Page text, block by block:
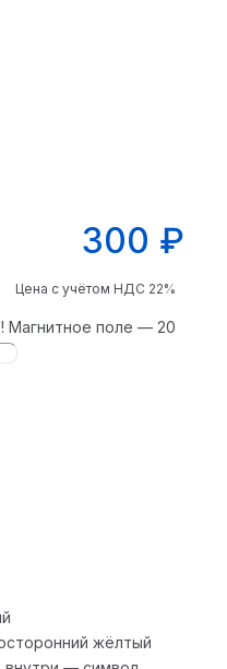
300 ₽
Цена с учётом НДС 22%
Магнитное поле — 20
жёлтый